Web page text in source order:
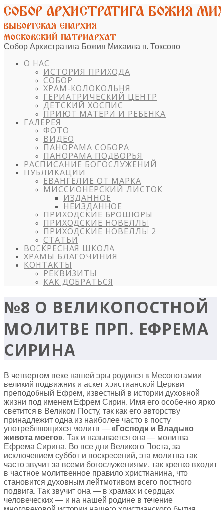
Собор Архистратига Божия Михаила п. Токсово
О НАС
ИСТОРИЯ ПРИХОДА
СОБОР
ХРАМ-КОЛОКОЛЬНЯ
ГЕРИАТРИЧЕСКИЙ ЦЕНТР
ДЕТСКИЙ ХОСПИС
ПРИЮТ МАТЕРИ И РЕБЕНКА
ГАЛЕРЕЯ
ФОТО
ВИДЕО
ПАНОРАМА СОБОРА
ПАНОРАМА ПОДВОРЬЯ
РАСПИСАНИЕ БОГОСЛУЖЕНИЙ
ПУБЛИКАЦИИ
ЕВАНГЕЛИЕ ОТ МАРКА
МИССИОНЕРСКИЙ ЛИСТОК
ИЗДАННОЕ
НЕИЗДАННОЕ
ПРИХОДСКИЕ БРОШЮРЫ
ПРИХОДСКИЕ НОВЕЛЛЫ
ПРИХОДСКИЕ НОВЕЛЛЫ 2
СТАТЬИ
ВОСКРЕСНАЯ ШКОЛА
ХРАМЫ БЛАГОЧИНИЯ
КОНТАКТЫ
РЕКВИЗИТЫ
КАК ДОБРАТЬСЯ
№8 О ВЕЛИКОПОСТНОЙ
МОЛИТВЕ ПРП. ЕФРЕМА
СИРИНА
В четвертом веке нашей эры родился в Месопотамии
великий подвижник и аскет христианской Церкви
преподобный Ефрем, известный в истории духовной
жизни под именем Ефрем Сирин. Имя его особенно ярко
светится в Великом Посту, так как его авторству
принадлежит одна из наиболее часто в посту
употребляющихся молитв — «Господи и Владыко
живота моего». Так и называется она — молитва
Ефрема Сирина. Во все дни Великого Поста, за
исключением суббот и воскресений, эта молитва так
часто звучит за всеми богослужениями, так крепко входит
в частное молитвенное правило христианина, что
становится духовным лейтмотивом всего постного
подвига. Так звучит она — в храмах и сердцах
человеческих — и на нашей родине в течение